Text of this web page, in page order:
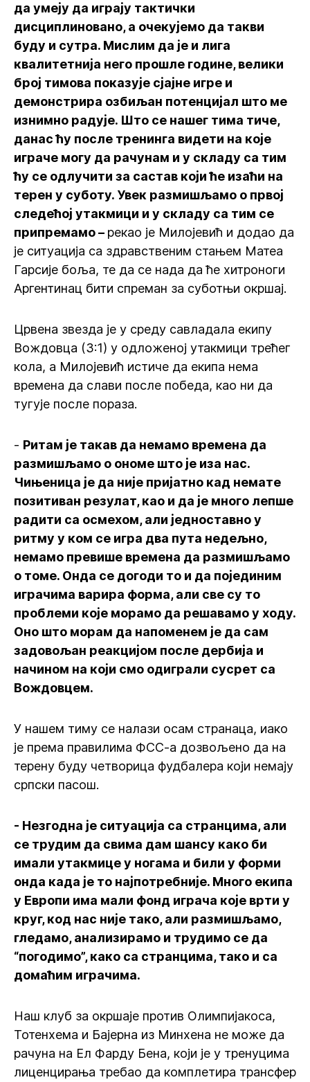
да умеју да играју тактички
дисциплиновано, а очекујемо да такви
буду и сутра. Мислим да је и лига
квалитетнија него прошле године, велики
број тимова показује сјајне игре и
демонстрира озбиљан потенцијал што ме
изнимно радује. Што се нашег тима тиче,
данас ћу после тренинга видети на које
играче могу да рачунам и у складу са тим
ћу се одлучити за састав који ће изаћи на
терен у суботу. Увек размишљамо о првој
следећој утакмици и у складу са тим се
припремамо – рекао је Милојевић и додао да
је ситуација са здравственим стањем Матеа
Гарсије боља, те да се нада да ће хитроноги
Аргентинац бити спреман за суботњи окршај.
Црвена звезда је у среду савладала екипу
Вождовца (3:1) у одложеној утакмици трећег
кола, а Милојевић истиче да екипа нема
времена да слави после победа, као ни да
тугује после пораза.
- Ритам је такав да немамо времена да
размишљамо о ономе што је иза нас.
Чињеница је да није пријатно кад немате
позитиван резулат, као и да је много лепше
радити са осмехом, али једноставно у
ритму у ком се игра два пута недељно,
немамо превише времена да размишљамо
о томе. Онда се догоди то и да појединим
играчима варира форма, али све су то
проблеми које морамо да решавамо у ходу.
Оно што морам да напоменем је да сам
задовољан реакцијом после дербија и
начином на који смо одиграли сусрет са
Вождовцем.
У нашем тиму се налази осам странаца, иако
је према правилима ФСС-а дозвољено да на
терену буду четворица фудбалера који немају
српски пасош.
- Незгодна је ситуација са странцима, али
се трудим да свима дам шансу како би
имали утакмице у ногама и били у форми
онда када је то најпотребније. Много екипа
у Европи има мали фонд играча које врти у
круг, код нас није тако, али размишљамо,
гледамо, анализирамо и трудимо се да
“погодимо”, како са странцима, тако и са
домаћим играчима.
Наш клуб за окршаје против Олимпијакоса,
Тотенхема и Бајерна из Минхена не може да
рачуна на Ел Фарду Бена, који је у тренуцима
лиценцирања требао да комплетира трансфер